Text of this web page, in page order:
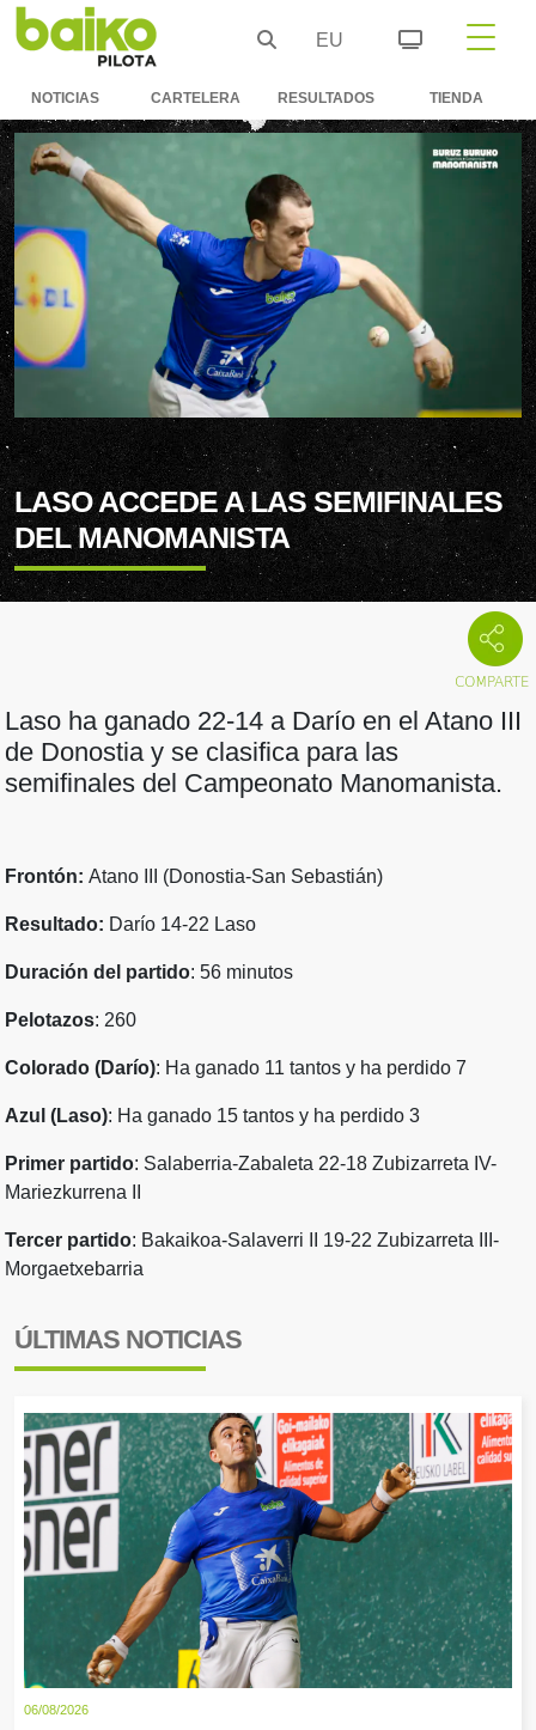
EU
NOTICIAS CARTELERA RESULTADOS TIENDA
LASO ACCEDE A LAS SEMIFINALES
DEL MANOMANISTA
Laso ha ganado 22-14 a Darío en el Atano III
de Donostia y se clasifica para las
semifinales del Campeonato Manomanista.
Frontón: Atano III (Donostia-San Sebastián)
Resultado: Darío 14-22 Laso
Duración del partido: 56 minutos
Pelotazos: 260
Colorado (Darío): Ha ganado 11 tantos y ha perdido 7
Azul (Laso): Ha ganado 15 tantos y ha perdido 3
Primer partido: Salaberria-Zabaleta 22-18 Zubizarreta IV-
Mariezkurrena II
Tercer partido: Bakaikoa-Salaverri II 19-22 Zubizarreta III-
Morgaetxebarria
ÚLTIMAS NOTICIAS
06/08/2026